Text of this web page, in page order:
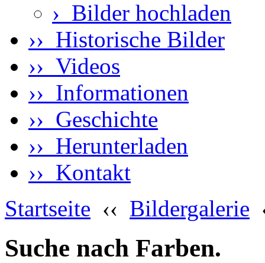
› Bilder hochladen
›› Historische Bilder
›› Videos
›› Informationen
›› Geschichte
›› Herunterladen
›› Kontakt
Startseite ‹‹ Bildergalerie
Suche nach Farben.